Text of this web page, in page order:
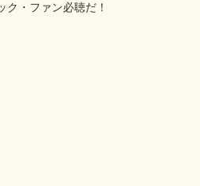
ク・ファン必聴だ！